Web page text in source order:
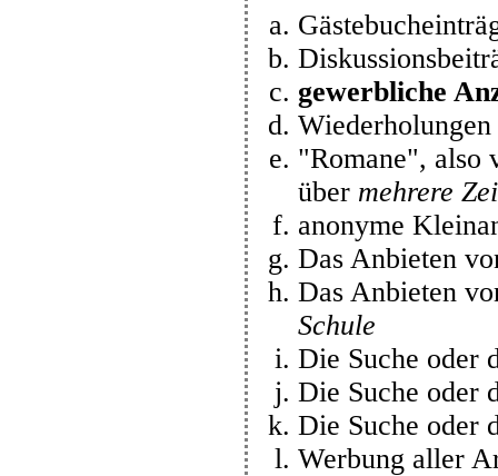
gewerbliche
"Romane", also
über mehrere
anonyme
Das Anbieten
Das Anbieten
Schule
Die Suche oder
Die Suche oder
Die Suche oder
Werbung aller